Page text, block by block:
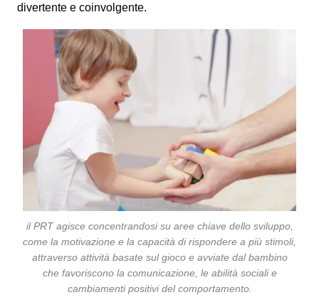
divertente e coinvolgente.
il PRT agisce concentrandosi su aree chiave dello sviluppo,
come la motivazione e la capacità di rispondere a più stimoli,
attraverso attività basate sul gioco e avviate dal bambino
che favoriscono la comunicazione, le abilità sociali e
cambiamenti positivi del comportamento.